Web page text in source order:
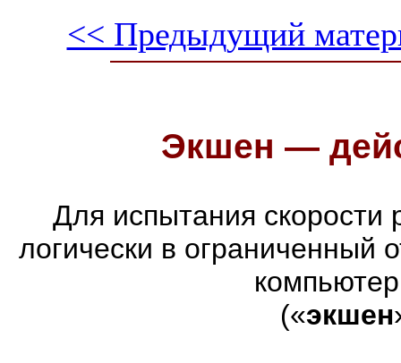
<< Предыдущий
Экшен —
Для испытания скорости
логически в ограниченный
(«экшен